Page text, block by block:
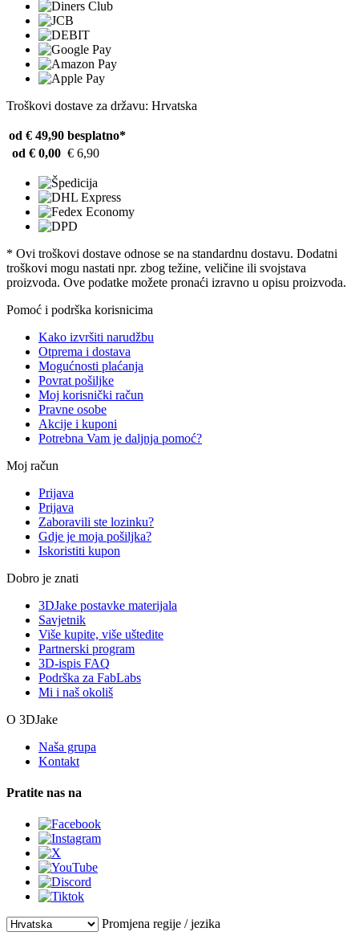
Troškovi dostave za državu: Hrvatska
od € 49,90 besplatno*
od € 0,00 € 6,90
* Ovi troškovi dostave odnose se na standardnu ​​dostavu. Dodatni
troškovi mogu nastati npr. zbog težine, veličine ili svojstava
proizvoda. Ove podatke možete pronaći izravno u opisu proizvoda.
Pomoć i podrška korisnicima
Kako izvršiti narudžbu
Otprema i dostava
Mogućnosti plaćanja
Povrat pošiljke
Moj korisnički račun
Pravne osobe
Akcije i kuponi
Potrebna Vam je daljnja pomoć?
Moj račun
Prijava
Prijava
Zaboravili ste lozinku?
Gdje je moja pošiljka?
Iskoristiti kupon
Dobro je znati
3DJake postavke materijala
Savjetnik
Više kupite, više uštedite
Partnerski program
3D-ispis FAQ
Podrška za FabLabs
Mi i naš okoliš
O 3DJake
Naša grupa
Kontakt
Pratite nas na
Promjena regije / jezika